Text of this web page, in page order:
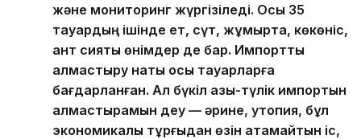
және мониторинг жүргізіледі. Осы 35
тауардың ішінде ет, сүт, жұмыртқа, көкөніс,
қант сияқты өнімдер де бар. Импортты
алмастыру нақты осы тауарларға
бағдарланған. Ал бүкіл азық-түлік импортын
алмастырамын деу — әрине, утопия, бұл
экономикалық тұрғыдан өзін ақтамайтын іс,